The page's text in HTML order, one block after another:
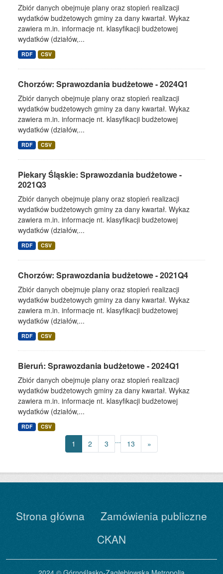
Zbiór danych obejmuje plany oraz stopień realizacji
wydatków budżetowych gminy za dany kwartał. Wykaz
zawiera m.in. informacje nt. klasyfikacji budżetowej
wydatków (działów,...
RDF CSV
Chorzów: Sprawozdania budżetowe - 2024Q1
Zbiór danych obejmuje plany oraz stopień realizacji
wydatków budżetowych gminy za dany kwartał. Wykaz
zawiera m.in. informacje nt. klasyfikacji budżetowej
wydatków (działów,...
RDF CSV
Piekary Śląskie: Sprawozdania budżetowe -
2021Q3
Zbiór danych obejmuje plany oraz stopień realizacji
wydatków budżetowych gminy za dany kwartał. Wykaz
zawiera m.in. informacje nt. klasyfikacji budżetowej
wydatków (działów,...
RDF CSV
Chorzów: Sprawozdania budżetowe - 2021Q4
Zbiór danych obejmuje plany oraz stopień realizacji
wydatków budżetowych gminy za dany kwartał. Wykaz
zawiera m.in. informacje nt. klasyfikacji budżetowej
wydatków (działów,...
RDF CSV
Bieruń: Sprawozdania budżetowe - 2024Q1
Zbiór danych obejmuje plany oraz stopień realizacji
wydatków budżetowych gminy za dany kwartał. Wykaz
zawiera m.in. informacje nt. klasyfikacji budżetowej
wydatków (działów,...
RDF CSV
1 2 3 ... 13 »
Strona główna
Zamówienia publiczne
CKAN